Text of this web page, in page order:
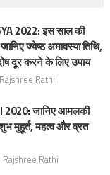
2022: इस साल की
ज्येष्ठ अमावस्या तिथि,
दूर करने के लिए उपाय
Rajshree Rathi
2020: जानिए आमलकी
मुहूर्त, महत्व और व्रत
Rajshree Rathi